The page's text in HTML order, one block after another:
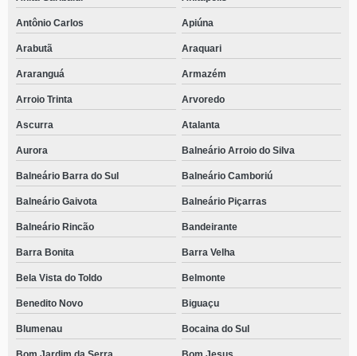
Antônio Carlos Apiúna
Arabutã Araquari
Araranguá Armazém
Arroio Trinta Arvoredo
Ascurra Atalanta
Aurora Balneário Arroio do Silva
Balneário Barra do Sul Balneário Camboriú
Balneário Gaivota Balneário Piçarras
Balneário Rincão Bandeirante
Barra Bonita Barra Velha
Bela Vista do Toldo Belmonte
Benedito Novo Biguaçu
Blumenau Bocaina do Sul